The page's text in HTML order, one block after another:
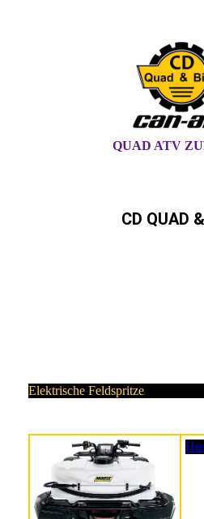
QUAD ATV
CD QUAD
Elektrische Feldspritze